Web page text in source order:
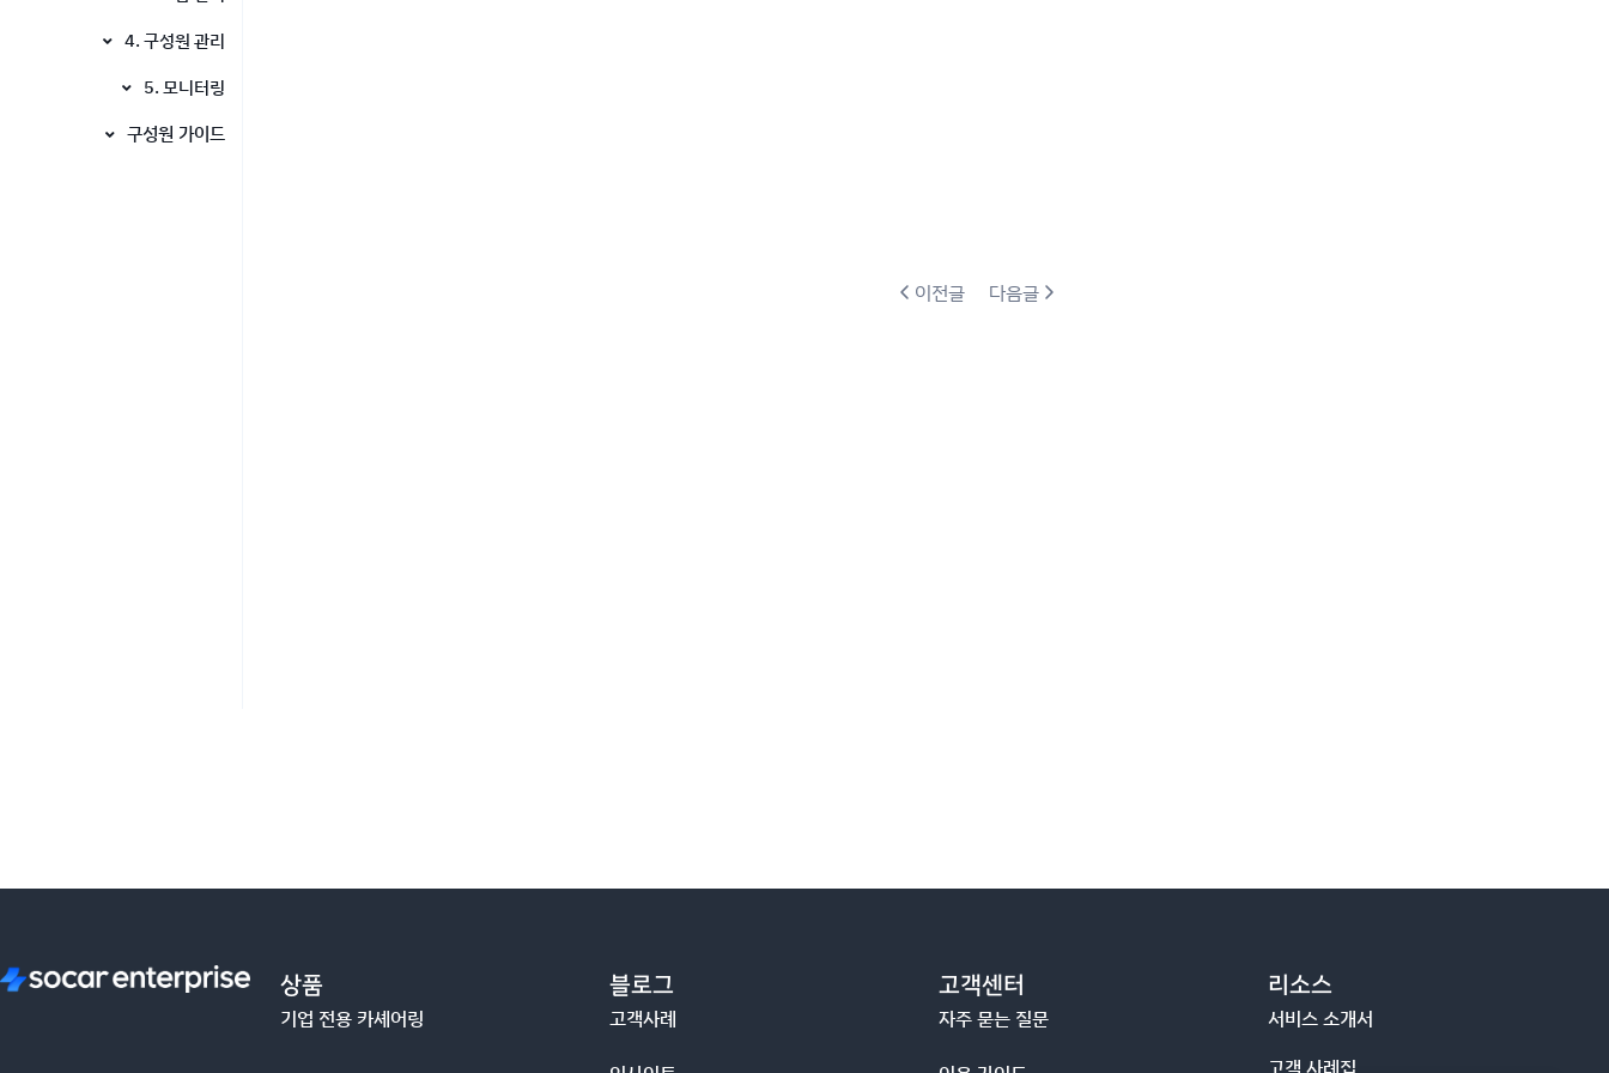
1-3. 기업 정보 입력
3-1. 그룹 등록
3-2. 그룹 정보 수정
3-3. 구성원 그룹 이동
4. 구성원 관리
4-1. 구성원 승인 방식 설
5. 모니터링
5-1. 결제 / 예약 내역
구성원 가이드
이전글 다음글
상품
기업 전용 카셰어링
블로그
고객사례
고객센터
자주 묻는 질문
리소스
서비스 소개서
고객 사례집